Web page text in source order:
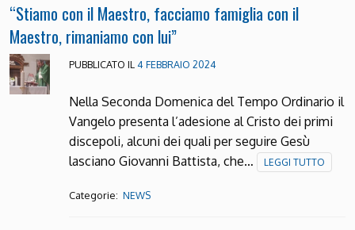
“Stiamo con il Maestro, facciamo famiglia con il
Maestro, rimaniamo con lui”
PUBBLICATO IL 4 FEBBRAIO 2024
Nella Seconda Domenica del Tempo Ordinario il
Vangelo presenta l’adesione al Cristo dei primi
discepoli, alcuni dei quali per seguire Gesù
lasciano Giovanni Battista, che…
LEGGI TUTTO
Categorie: NEWS